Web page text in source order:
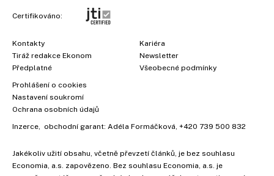
Certifikováno:
Kontakty
Tiráž redakce Ekonom
Předplatné
Kariéra
Newsletter
Všeobecné podmínky
Prohlášení o cookies
Nastavení soukromí
Ochrana osobních údajů
Inzerce, obchodní garant: Adéla Formáčková, +420 739 500 832
Jakékoliv užití obsahu, včetně převzetí článků, je bez souhlasu
Economia, a.s. zapovězeno. Bez souhlasu Economia, a.s. je